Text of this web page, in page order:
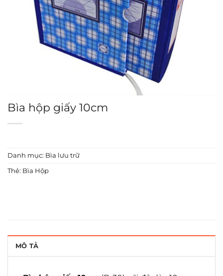
Bìa hộp giấy 10cm
Danh mục: Bìa lưu trữ
Thẻ: Bìa Hộp
MÔ TẢ